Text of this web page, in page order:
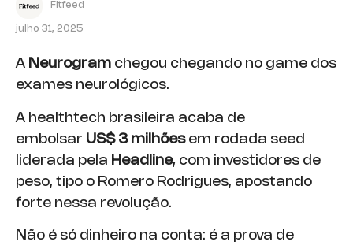
Fitfeed
julho 31, 2025
A Neurogram chegou chegando no game dos
exames neurológicos.
A healthtech brasileira acaba de
embolsar US$ 3 milhõesem rodada seed
liderada pela Headline, com investidores de
peso, tipo o Romero Rodrigues, apostando
forte nessa revolução.
Não é só dinheiro na conta: é a prova de